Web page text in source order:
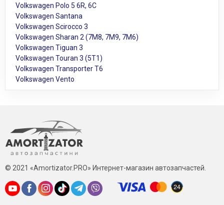
Volkswagen Polo 5 6R, 6C
Volkswagen Santana
Volkswagen Scirocco 3
Volkswagen Sharan 2 (7M8, 7M9, 7M6)
Volkswagen Tiguan 3
Volkswagen Touran 3 (5T1)
Volkswagen Transporter T6
Volkswagen Vento
© 2021 «Amortizator.PRO» Интернет-магазин автозапчастей.